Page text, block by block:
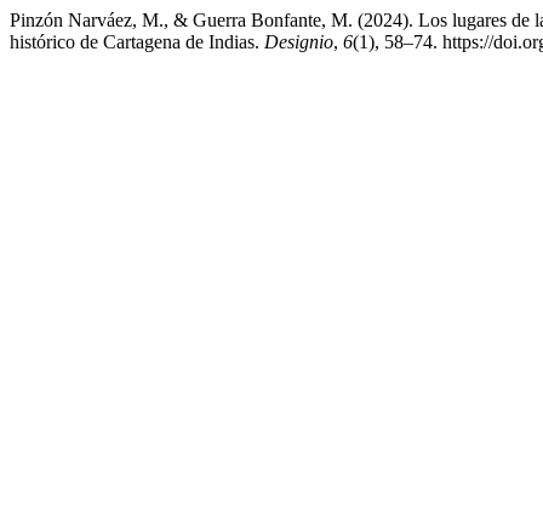
Pinzón Narváez, M., & Guerra Bonfante, M. (2024). Los lugares de
histórico de Cartagena de Indias. Designio, 6(1), 58–74. https://